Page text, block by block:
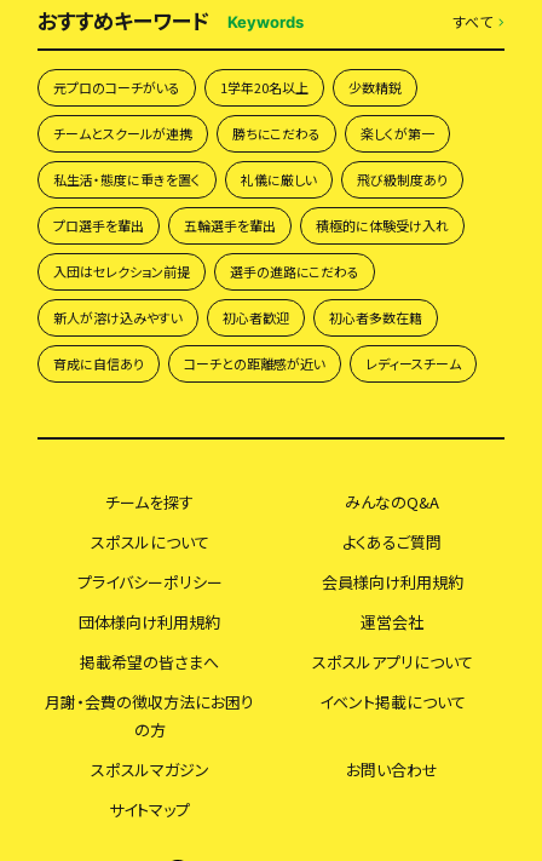
おすすめキーワード Keywords すべて
元プロのコーチがいる 1学年20名以上 少数精鋭
チームとスクールが連携 勝ちにこだわる 楽しくが第一
私生活・態度に重きを置く 礼儀に厳しい 飛び級制度あり
プロ選手を輩出 五輪選手を輩出 積極的に体験受け入れ
入団はセレクション前提 選手の進路にこだわる
新人が溶け込みやすい 初心者歓迎 初心者多数在籍
育成に自信あり コーチとの距離感が近い レディースチーム
チームを探す
みんなのQ&A
スポスルについて
よくあるご質問
プライバシーポリシー
会員様向け利用規約
団体様向け利用規約
運営会社
掲載希望の皆さまへ
スポスルアプリについて
月謝・会費の徴収方法にお困り
の方
イベント掲載について
スポスルマガジン
お問い合わせ
サイトマップ